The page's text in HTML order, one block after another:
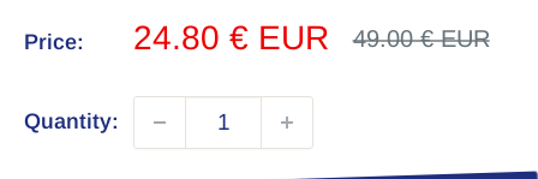
Price:
Sale
24.80 € EUR
Regular
49.00 € EUR
Quantity: